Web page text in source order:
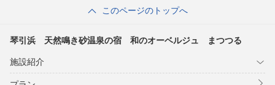
このページのトップへ
琴引浜 天然鳴き砂温泉の宿 和のオーベルジュ まつつる
施設紹介